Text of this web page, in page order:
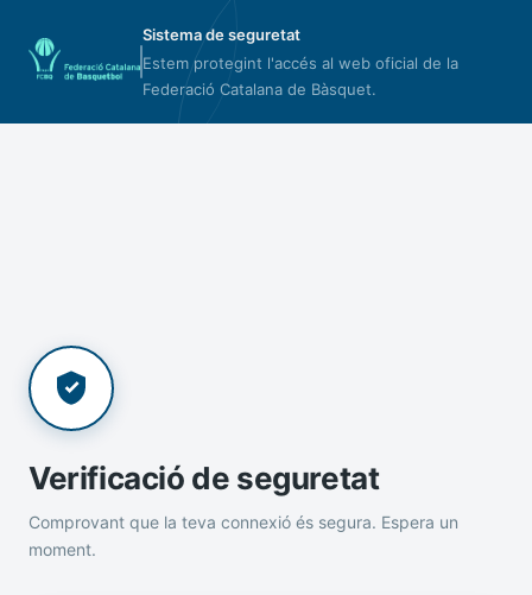
Sistema de seguretat
Estem protegint l'accés al web oficial de la
Federació Catalana de Bàsquet.
Verificació de seguretat
Comprovant que la teva connexió és segura. Espera un
moment.